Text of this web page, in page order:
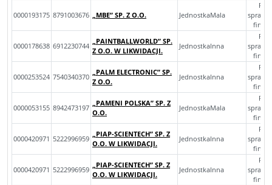
0000193175 8791003676 „MBE” SP. Z O.O. JednostkaMala
0000178638 6912230744
„PAINTBALLWORLD” SP.
Z O.O. W LIKWIDACJI.
JednostkaInna
0000253524 7540340370
„PALM ELECTRONIC” SP.
Z O.O.
JednostkaInna
0000053155 8942473197
„PAMENI POLSKA” SP. Z
O.O.
JednostkaMala
0000420971 5222996959
„PIAP-SCIENTECH” SP. Z
O.O. W LIKWIDACJI.
JednostkaInna
0000420971 5222996959
„PIAP-SCIENTECH” SP. Z
O.O. W LIKWIDACJI.
JednostkaInna